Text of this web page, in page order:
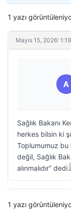
1 yazı
Mayıs 15, 2026:
A
Sağlık Bakanı
herkes bilsin ki
Toplumumuz bu
değil, Sağlık
alınmalıdır” dedi.
1 yazı